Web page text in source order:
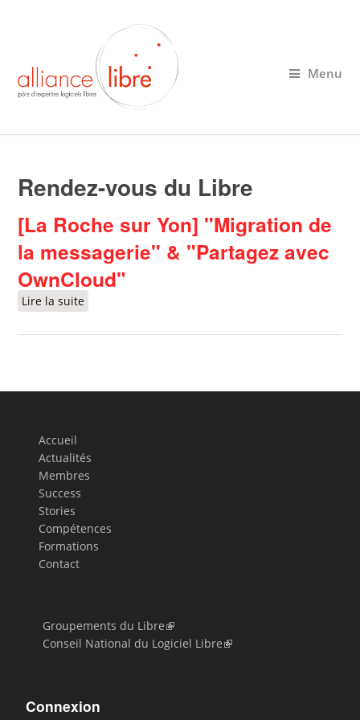
Menu
Rendez-vous du Libre
[La Roche sur Yon] "Migration de
la messagerie" & "Partagez avec
OwnCloud"
Lire la suite
Accueil
Actualités
Membres
Success
Stories
Compétences
Formations
Contact
Groupements du Libre
Conseil National du Logiciel Libre
Connexion